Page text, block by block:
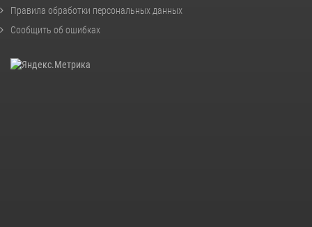
Правила обработки персональных данных
Сообщить об ошибках